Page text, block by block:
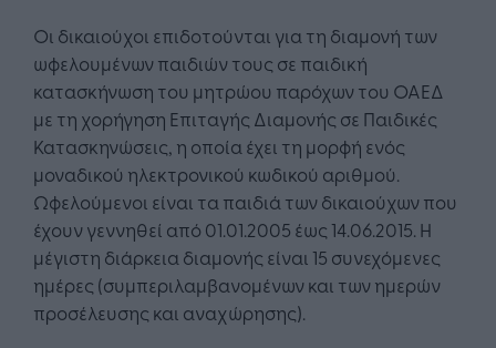
Οι δικαιούχοι επιδοτούνται για τη διαμονή των
ωφελουμένων παιδιών τους σε παιδική
κατασκήνωση του μητρώου παρόχων του ΟΑΕΔ
με τη χορήγηση Επιταγής Διαμονής σε Παιδικές
Κατασκηνώσεις, η οποία έχει τη μορφή ενός
μοναδικού ηλεκτρονικού κωδικού αριθμού.
Ωφελούμενοι είναι τα παιδιά των δικαιούχων που
έχουν γεννηθεί από 01.01.2005 έως 14.06.2015. Η
μέγιστη διάρκεια διαμονής είναι 15 συνεχόμενες
ημέρες (συμπεριλαμβανομένων και των ημερών
προσέλευσης και αναχώρησης).